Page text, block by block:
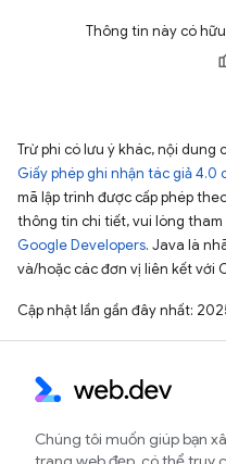
Thông tin này có
Trừ phi có lưu ý khác, nội dung
Giấy phép ghi nhận tác giả 4.0
mã lập trình được cấp phép
thông tin chi tiết, vui lòng tham
Google Developers. Java là
và/hoặc các đơn vị liên kết với
Cập nhật lần gần đây nhất:
Chúng tôi muốn giúp bạn